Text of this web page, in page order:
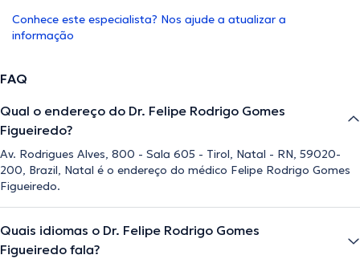
Conhece este especialista? Nos ajude a atualizar a
informação
FAQ
Qual o endereço do Dr. Felipe Rodrigo Gomes
Figueiredo?
Av. Rodrigues Alves, 800 - Sala 605 - Tirol, Natal - RN, 59020-
200, Brazil, Natal é o endereço do médico Felipe Rodrigo Gomes
Figueiredo.
Quais idiomas o Dr. Felipe Rodrigo Gomes
Figueiredo fala?